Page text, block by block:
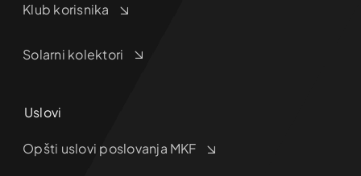
Klub korisnika
Solarni kolektori
Uslovi
Opšti uslovi poslovanja MKF